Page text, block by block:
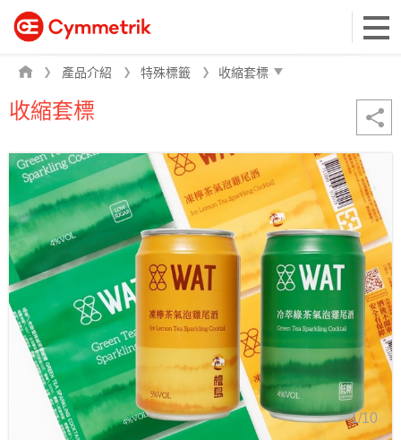
產品介紹 特殊標籤
收縮套標
1/10